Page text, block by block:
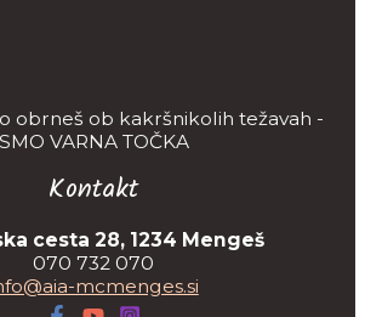
obrneš ob kakršnikolih težavah -
SMO VARNA TOČKA
Kontakt
cesta 28, 1234 Mengeš
070 732 070
mcmenges.si